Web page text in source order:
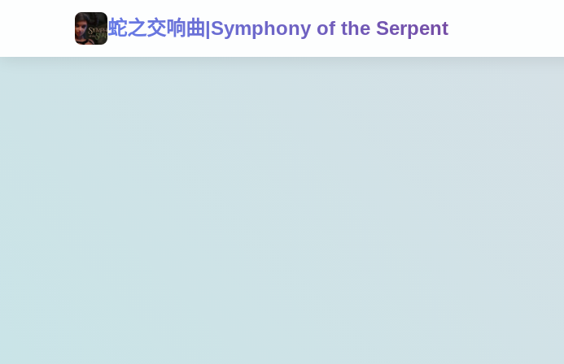
蛇之交响曲|Symphony of the Serpent